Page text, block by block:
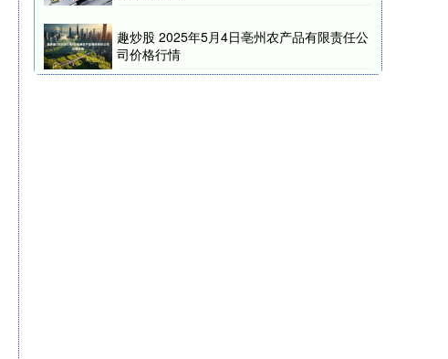
趣炒股 2025年5月4日亳州农产品有限责任公
司价格行情